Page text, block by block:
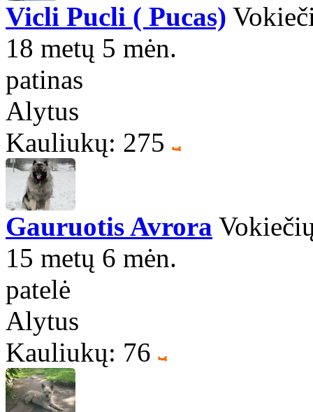
Vicli Pucli ( Pucas)
18 metų 5 mėn.
patinas
Alytus
Kauliukų: 275
Gauruotis Avrora
15 metų 6 mėn.
patelė
Alytus
Kauliukų: 76